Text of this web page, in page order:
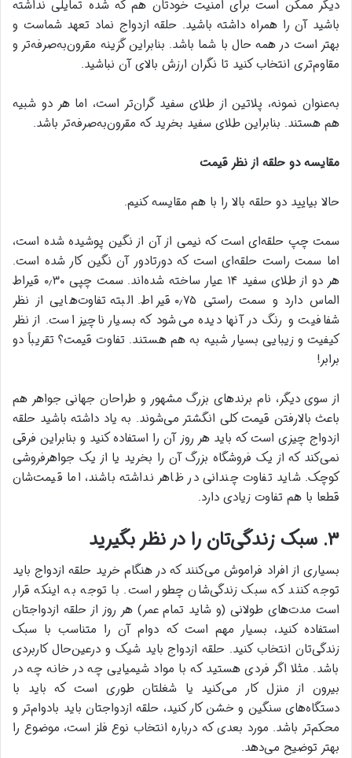
دیگر ممکن است برای امنیت خودتان هم که شده تمایلی نداشته
باشید آن را همراه داشته باشید. حلقه ازدواج نماد تعهد شماست و
بهتر است در همه حال با شما باشد. بنابراین گزینه مقرون‌به‌صرفه‌تر و
مقاوم‌تری انتخاب کنید تا نگران ارزش بالای آن نباشید.
به‌عنوان نمونه، پلاتین از طلای سفید گران‌تر است، اما هر دو شبیه
هم هستند. بنابراین طلای سفید بخرید که مقرون‌به‌صرفه‌تر باشد.
مقایسه دو حلقه از نظر قیمت
حالا بیایید دو حلقه بالا را با هم مقایسه کنیم.
سمت چپ حلقه‌ای است که نیمی از آن از نگین پوشیده شده است،
اما سمت راست حلقه‌ای است که دورتادور آن نگین کار شده است.
هر دو از طلای سفید ۱۴ عیار ساخته شده‌اند. سمت چپی ۰٫۳۰ قیراط
الماس دارد و سمت راستی ۰٫۷۵ قیراط. البته تفاوت‌هایی از نظر
شفافیت و رنگ در آنها دیده می‌شود که بسیار ناچیز است. از نظر
کیفیت و زیبایی بسیار شبیه به هم هستند. تفاوت قیمت؟ تقریباً دو
برابر!
از سوی دیگر، نام برندهای بزرگ مشهور و طراحان جهانی جواهر هم
باعث بالارفتن قیمت کلی انگشتر می‌شوند. به یاد داشته باشید حلقه
ازدواج چیزی است که باید هر روز آن را استفاده کنید و بنابراین فرقی
نمی‌کند که از یک فروشگاه بزرگ آن را بخرید یا از یک جواهرفروشی
کوچک. شاید تفاوت چندانی در ظاهر نداشته باشند، اما قیمت‌شان
قطعا با هم تفاوت زیادی دارد.
۳. سبک زندگی‌تان را در نظر بگیرید
بسیاری از افراد فراموش می‌کنند که در هنگام خرید حلقه ازدواج باید
توجه کنند که سبک زندگی‌شان چطور است. با توجه به اینکه قرار
است مدت‌های طولانی (و شاید تمام عمر) هر روز از حلقه ازدواجتان
استفاده کنید، بسیار مهم است که دوام آن را متناسب با سبک
زندگی‌تان انتخاب کنید. حلقه ازدواج باید شیک و درعین‌حال کاربردی
باشد. مثلا اگر فردی هستید که با مواد شیمیایی چه در خانه چه در
بیرون از منزل کار می‌کنید یا شغلتان طوری است که باید با
دستگاه‌های سنگین و خشن کار کنید، حلقه ازدواجتان باید بادوام‌تر و
محکم‌تر باشد. مورد بعدی که درباره انتخاب نوع فلز است، موضوع را
بهتر توضیح می‌دهد.